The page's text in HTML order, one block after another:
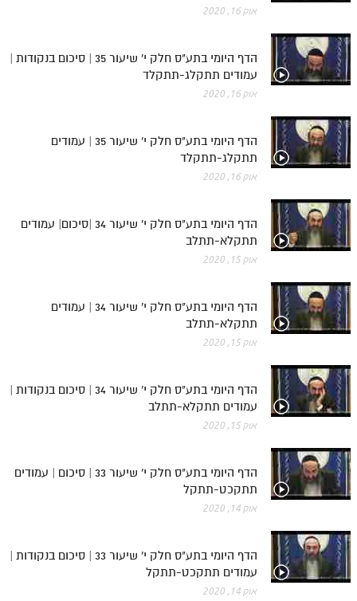
אוק 16, 2020
הדף היומי בתע"ס חלק י' שיעור 35 | סיכום בנקודות |
עמודים תתקלג-תתקלד
אוק 16, 2020
הדף היומי בתע"ס חלק י' שיעור 35 | עמודים
תתקלג-תתקלד
אוק 16, 2020
הדף היומי בתע"ס חלק י' שיעור 34 |סיכום| עמודים
תתקלא-תתלב
אוק 15, 2020
הדף היומי בתע"ס חלק י' שיעור 34 | עמודים
תתקלא-תתלב
אוק 15, 2020
הדף היומי בתע"ס חלק י' שיעור 34 | סיכום בנקודות |
עמודים תתקלא-תתלב
אוק 15, 2020
הדף היומי בתע"ס חלק י' שיעור 33 | סיכום | עמודים
תתקכט-תתקל
אוק 14, 2020
הדף היומי בתע"ס חלק י' שיעור 33 | סיכום בנקודות |
עמודים תתקכט-תתקל
אוק 14, 2020